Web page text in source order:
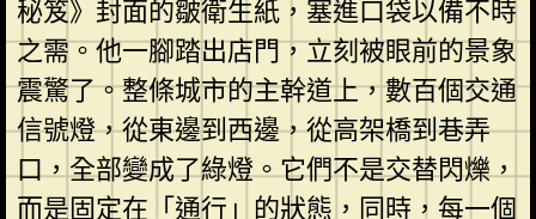
秘笈》封面的皺衛生紙，塞進口袋以備不時
之需。他一腳踏出店門，立刻被眼前的景象
震驚了。整條城市的主幹道上，數百個交通
信號燈，從東邊到西邊，從高架橋到巷弄
口，全部變成了綠燈。它們不是交替閃爍，
而是固定在「通行」的狀態，同時，每一個